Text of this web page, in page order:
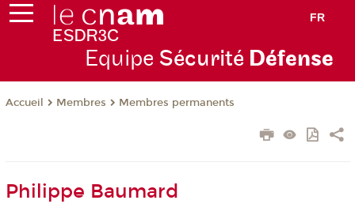
FR
Equipe Sécurité Défense
Accueil Membres Membres permanents
Philippe Baumard